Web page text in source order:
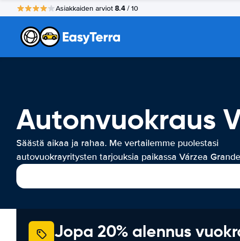
Asiakkaiden arviot 8.4 / 10
Autonvuokraus
Säästä aikaa ja rahaa. Me vertailemme puolestasi
autovuokrayritysten tarjouksia paikassa Várzea
Jopa 20% alennus